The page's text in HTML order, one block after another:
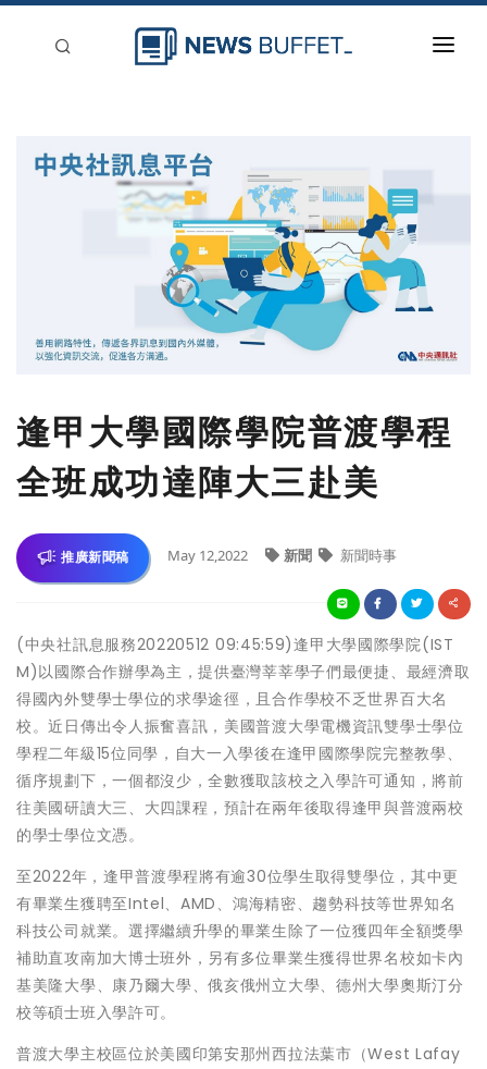
逢甲大學國際學院普渡學程
全班成功達陣大三赴美
推廣新聞稿 May 12,2022 新聞 新聞時事
(中央社訊息服務20220512 09:45:59)逢甲大學國際學院(IST
M)以國際合作辦學為主，提供臺灣莘莘學子們最便捷、最經濟取
得國內外雙學士學位的求學途徑，且合作學校不乏世界百大名
校。近日傳出令人振奮喜訊，美國普渡大學電機資訊雙學士學位
學程二年級15位同學，自大一入學後在逢甲國際學院完整教學、
循序規劃下，一個都沒少，全數獲取該校之入學許可通知，將前
往美國研讀大三、大四課程，預計在兩年後取得逢甲與普渡兩校
的學士學位文憑。
至2022年，逢甲普渡學程將有逾30位學生取得雙學位，其中更
有畢業生獲聘至Intel、AMD、鴻海精密、趨勢科技等世界知名
科技公司就業。選擇繼續升學的畢業生除了一位獲四年全額獎學
補助直攻南加大博士班外，另有多位畢業生獲得世界名校如卡內
基美隆大學、康乃爾大學、俄亥俄州立大學、德州大學奧斯汀分
校等碩士班入學許可。
普渡大學主校區位於美國印第安那州西拉法葉市（West Lafay